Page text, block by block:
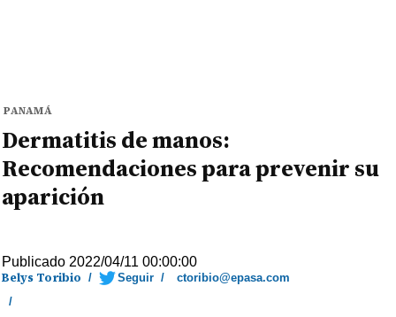
PANAMÁ
Dermatitis de manos:
Recomendaciones para prevenir su
aparición
Publicado 2022/04/11 00:00:00
Belys Toribio / Seguir /
ctoribio@epasa.com
/